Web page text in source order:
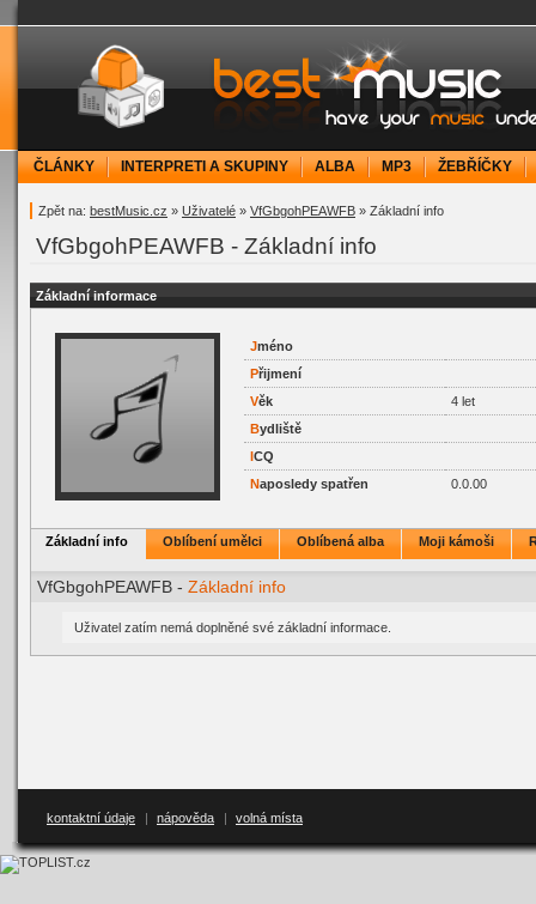
bestMusic.cz - Have your music under
ČLÁNKY INTERPRETI A SKUPINY ALBA MP3 ŽEBŘÍČKY
Zpět na: bestMusic.cz » Uživatelé » VfGbgohPEAWFB » Základní info
VfGbgohPEAWFB - Základní info
Základní informace
Jméno
Přijmení
Věk
4 let
Bydliště
ICQ
Naposledy spatřen 0.0.00
Základní info Oblíbení umělci Oblíbená alba Moji kámoši
VfGbgohPEAWFB - Základní info
Uživatel zatím nemá doplněné své základní informace.
kontaktní údaje | nápověda | volná místa